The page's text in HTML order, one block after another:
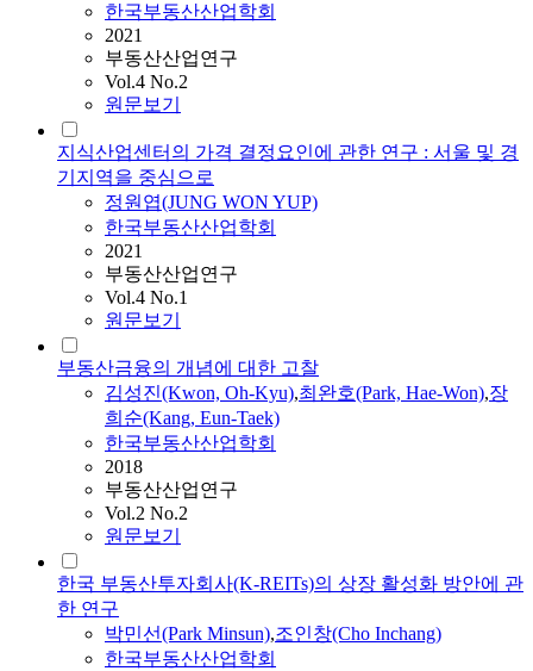
한국부동산산업학회
2021
부동산산업연구
Vol.4 No.2
원문보기
지식산업센터의 가격 결정요인에 관한 연구 : 서울 및 경
기지역을 중심으로
정원엽(JUNG WON YUP)
한국부동산산업학회
2021
부동산산업연구
Vol.4 No.1
원문보기
부동산금융의 개념에 대한 고찰
김성진(Kwon, Oh-Kyu),최완호(Park, Hae-Won),장
희순(Kang, Eun-Taek)
한국부동산산업학회
2018
부동산산업연구
Vol.2 No.2
원문보기
한국 부동산투자회사(K-REITs)의 상장 활성화 방안에 관
한 연구
박민선(Park Minsun),조인창(Cho Inchang)
한국부동산산업학회